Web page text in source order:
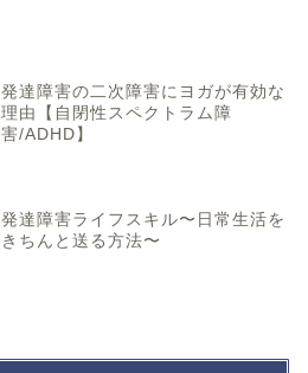
発達障害の二次障害にヨガが有効な
理由【自閉性スペクトラム障
害/ADHD】
発達障害ライフスキル〜日常生活を
きちんと送る方法〜